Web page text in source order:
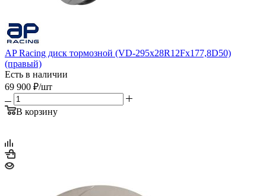
AP Racing диск тормозной (VD-295x28R12Fx177,8D50)
(правый)
Есть в наличии
69 900 ₽/шт
В корзину